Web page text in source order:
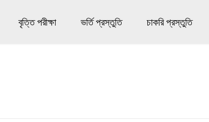
বৃত্তি পরীক্ষা ভর্তি প্রস্তুতি চাকরি প্রস্তুতি